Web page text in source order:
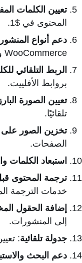
تعيين الكلمات
المحتوى في $1.
دعم أنواع
WooCommerce وغيرها.
الربط التلقائي
بروابط الأفلييت.
تعيين الصورة
تلقائيًا.
تخزين الصور على
الصفحات.
استبعاد الكلمات
ترجمة المحتوى
خدمات الترجمة
إضافة الحقول
إلى المنشورات.
جدولة تلقائية:
دعم البحث